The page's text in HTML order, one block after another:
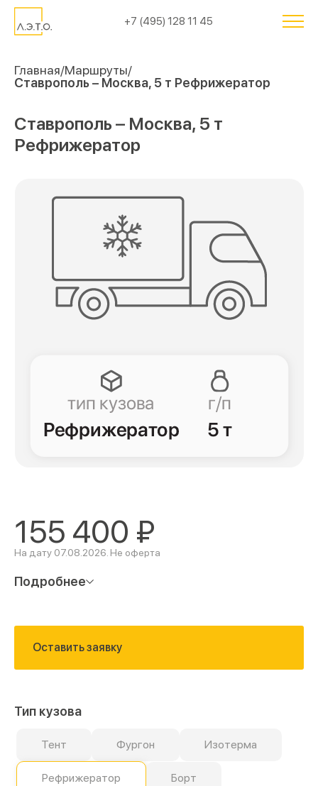
+7 (495) 128 11 45
Главная Маршруты
Ставрополь – Москва, 5 т Рефрижератор
Ставрополь – Москва, 5 т
Рефрижератор
155 400 ₽
На дату 07.08.2026. Не оферта
Подробнее
Оставить заявку
Тип кузова
Тент Фургон Изотерма
Рефрижератор Борт